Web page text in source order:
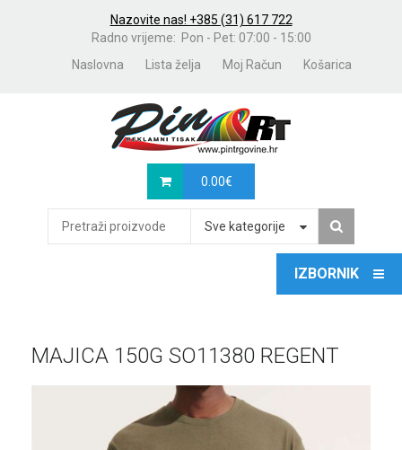
Nazovite nas! +385 (31) 617 722
Radno vrijeme: Pon - Pet: 07:00 - 15:00
Naslovna
Lista želja Moj Račun Košarica
0.00€
Sve kategorije
MAJICA 150G SO11380 REGENT